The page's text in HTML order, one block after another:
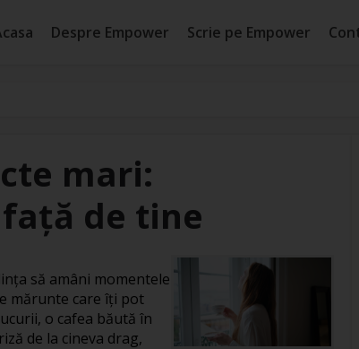
Despre Empower Scrie pe Empower
mari:
de tine
să amâni momentele
mărunte care îți pot
o cafea băută în
de la cineva drag,